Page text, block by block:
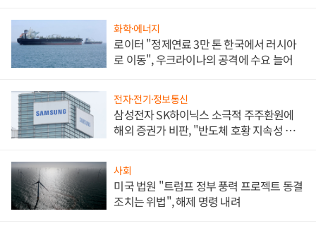
화학·에너지
로이터 "정제연료 3만 톤 한국에서 러시아
로 이동", 우크라이나의 공격에 수요 늘어
전자·전기·정보통신
삼성전자 SK하이닉스 소극적 주주환원에
해외 증권가 비판, "반도체 호황 지속성 의
사회
미국 법원 "트럼프 정부 풍력 프로젝트 동결
조치는 위법", 해제 명령 내려